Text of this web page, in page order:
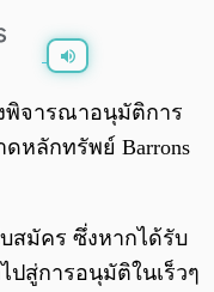
/ 0:00
พิจารณาอนุมัติการ
ดหลักทรัพย์ Barrons
สมัคร ซึ่งหากได้รับ
ปสู่การอนุมัติในเร็วๆ